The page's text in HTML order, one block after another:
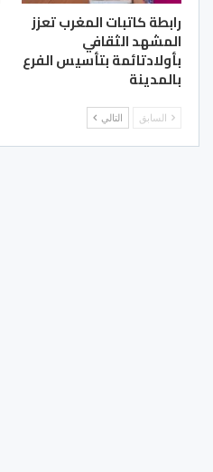
رابطة كاتبات المغرب تعزز
المشهد الثقافي
بأولادتائمة بتأسيس الفرع
بالمدينة
السابق التالي